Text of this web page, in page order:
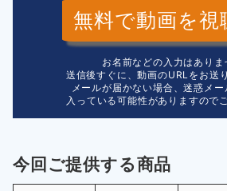
無料で動画を視
お名前などの入力はありま
送信後すぐに、動画のURLをお送
メールが届かない場合、迷惑メ
入っている可能性がありますので
今回ご提供する商品